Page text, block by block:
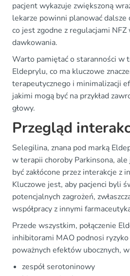
pacjent wykazuje zwiększoną
lekarze powinni planować
co jest zgodne z regulacjami
dawkowania.
Warto pamiętać o staranności w
Eldeprylu, co ma kluczowe
terapeutycznego i minimalizacji
jakimi mogą być na przykład
głowy.
Przegląd
Selegilina, znana pod marką
w terapii choroby Parkinsona, ale
być zakłócone przez interakcje z
Kluczowe jest, aby pacjenci byli
potencjalnych zagrożeń,
współpracy z innymi
Przede wszystkim, połączenie
inhibitorami MAO podnosi
poważnych efektów ubocznych,
zespół serotoninowy